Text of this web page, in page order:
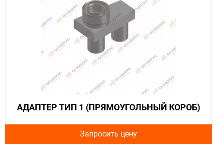
АДАПТЕР ТИП 1 (ПРЯМОУГОЛЬНЫЙ КОРОБ)
Запросить цену